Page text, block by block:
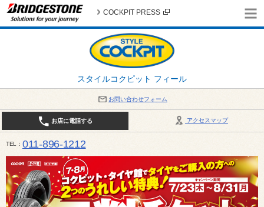
スタイルコクピット フィール
COCKPIT PRESS
お問い合わせフォーム
アクセスマップ
お店に電話する
TEL 011-896-1212
平日・日・祝日：作業受付10:00～17:30 、商談受付は10:00～18:00 まで 営業時間は10:00～
受け出来ない場合がございます。店舗までお問い合わせください。電話も込み合うことが予想さ
日：2026年8月の定休日 毎週 火曜日と水曜日 8月10日(月曜日) から 8月14日(金曜